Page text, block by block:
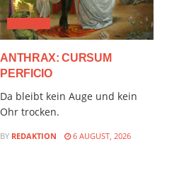
ANTHRAX: CURSUM
PERFICIO
Da bleibt kein Auge und kein
Ohr trocken.
BY REDAKTION 6 AUGUST, 2026